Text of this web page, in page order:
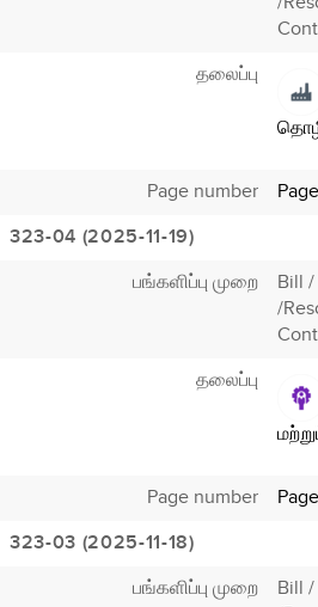
தலைப்பு
Page number
323-04 (2025-11-19)
பங்களிப்பு முறை
Bill
/
தலைப்பு
Page number
323-03 (2025-11-18)
பங்களிப்பு முறை
Bill